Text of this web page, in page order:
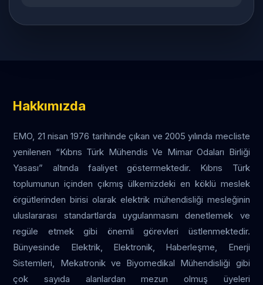
Hakkımızda
EMO, 21 nisan 1976 tarihinde çıkan ve 2005 yılında mecliste
yenilenen “Kıbrıs Türk Mühendis Ve Mimar Odaları Birliği
Yasası” altında faaliyet göstermektedir. Kıbrıs Türk
toplumunun içinden çıkmış ülkemizdeki en köklü meslek
örgütlerinden birisi olarak elektrik mühendisliği mesleğinin
uluslararası standartlarda uygulanmasını denetlemek ve
regüle etmek gibi önemli görevleri üstlenmektedir.
Bünyesinde Elektrik, Elektronik, Haberleşme, Enerji
Sistemleri, Mekatronik ve Biyomedikal Mühendisliği gibi
çok sayıda alanlardan mezun olmuş üyeleri